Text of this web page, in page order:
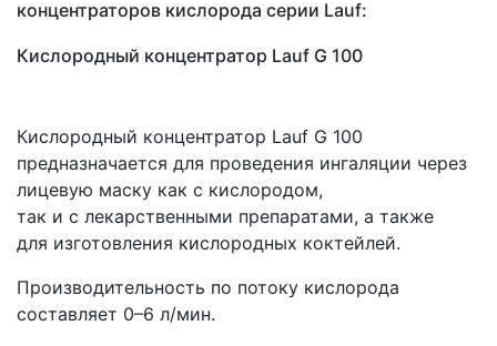
концентраторов кислорода серии Lauf:
Кислородный концентратор Lauf G 100
Кислородный концентратор Lauf G 100
предназначается для проведения ингаляции через
лицевую маску как с кислородом,
так и с лекарственными препаратами, а также
для изготовления кислородных коктейлей.
Производительность по потоку кислорода
составляет 0–6 л/мин.